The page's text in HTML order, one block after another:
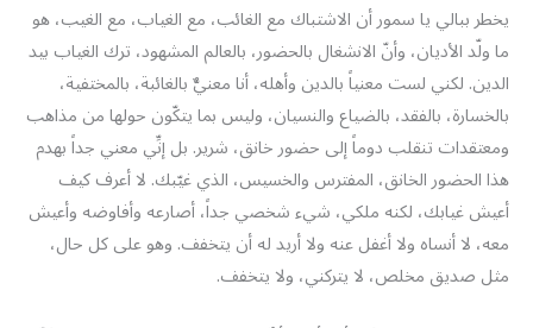
يخطر ببالي يا سمور أن الاشتباك مع الغائب، مع الغياب، مع الغيب، هو
ما ولّد الأديان، وأنّ الانشغال بالحضور، بالعالم المشهود، ترك الغياب بيد
الدين. لكني لست معنياً بالدين وأهله، أنا معنيٌّ بالغائبة، بالمختفية،
بالخسارة، بالفقد، بالضياع والنسيان، وليس بما يتكّون حولها من مذاهب
ومعتقدات تنقلب دوماً إلى حضور خانق، شرير. بل إنِّي معني جداً بهدم
هذا الحضور الخانق، المفترس والخسيس، الذي غيّبك. لا أعرف كيف
أعيش غيابك، لكنه ملكي، شيء شخصي جداً، أصارعه وأفاوضه وأعيش
معه، لا أنساه ولا أغفل عنه ولا أريد له أن يتخفف. وهو على كل حال،
مثل صديق مخلص، لا يتركني، ولا يتخفف.